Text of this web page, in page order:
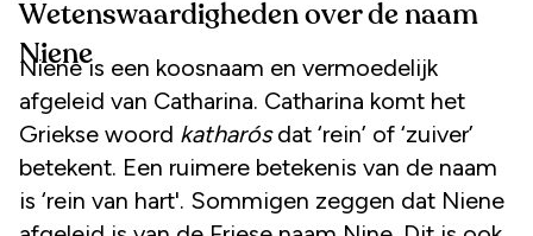
Wetenswaardigheden over de naam
Niene
Niene is een koosnaam en vermoedelijk
afgeleid van Catharina. Catharina komt het
Griekse woord katharósdat ‘rein’ of ‘zuiver’
betekent. Een ruimere betekenis van de naam
is ‘rein van hart'. Sommigen zeggen dat Niene